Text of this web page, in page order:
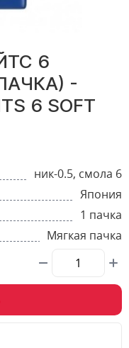
6
-
6 SOFT
ник-0.5, смола 6
Япония
1 пачка
Мягкая пачка